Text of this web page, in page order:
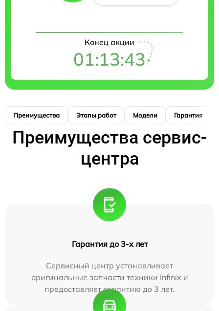
Конец акции
01:13:42
Преимущества Этапы работ Модели Гарантия
Преимущества сервис-
центра
Гарантия до 3-х лет
Сервисный центр устанавливает
оригинальные запчасти техники Infinix и
предоставляет гарантию до 3 лет.